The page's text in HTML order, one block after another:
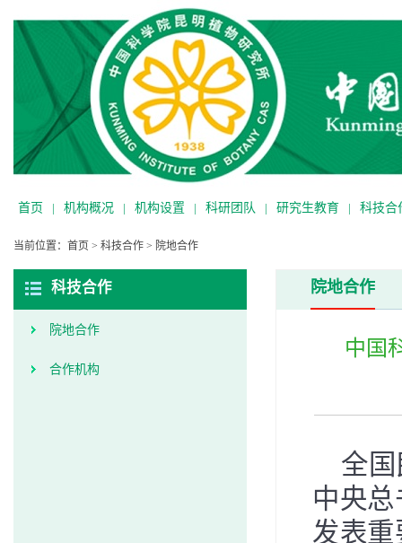
首页 | 机构概况 | 机构设置 | 科研团队 | 研究生教育 | 科技合
当前位置： 首页 > 科技合作 > 院地合作
科技合作
院地合作
合作机构
院地合作
中国
全
中央
发表